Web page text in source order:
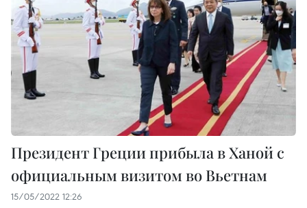
Президент Греции прибыла в Ханой с
официальным визитом во Вьетнам
15/05/2022 12:26